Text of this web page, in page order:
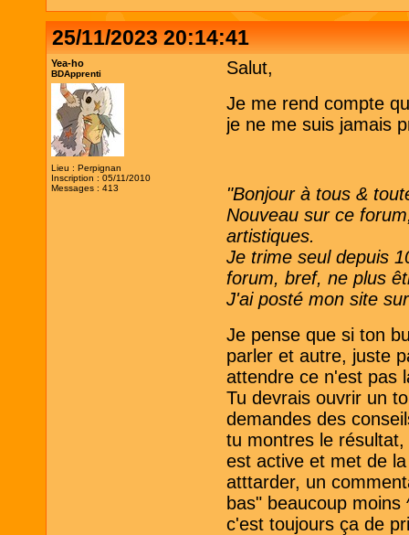
25/11/2023 20:14:41
Yea-ho
BDApprenti
Lieu : Perpignan
Inscription : 05/11/2010
Messages : 413
Salut,
Je me rend compte
je ne me suis jamais
"Bonjour à tous &
Nouveau sur ce
artistiques.
Je trime seul depuis
forum, bref, ne plus
J'ai posté mon site
Je pense que si ton
parler et autre, juste
attendre ce n'est pas
Tu devrais ouvrir un
demandes des
tu montres le
est active et met de
atttarder, un
bas" beaucoup
c'est toujours ça de